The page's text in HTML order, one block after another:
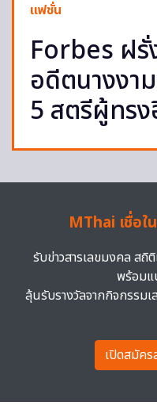
แฟชั่น
Forbes ฝรั่
อดีตนางงา
5 สตรีผู้ทร
MThai เชื่อใ
รับข่าวสารเลขมงคล สถิ
พร้อมแ
ลุ้นรับรางวัลจากกิจกรรม
เปิดสมัค